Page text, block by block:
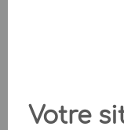
Votre